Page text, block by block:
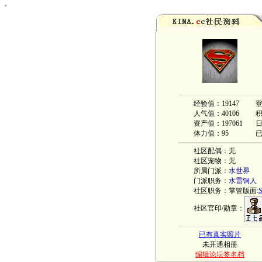
经验值：19147
人气值：40106
资产值：197061
体力值：95
社区配偶：无
社区宠物：无
所属门派： 水世界
门派职务： 水雷铜人
社区职务：掌管版面:
社区官印/勋章：
已有真实照片
未开通相册
编辑论坛签名档